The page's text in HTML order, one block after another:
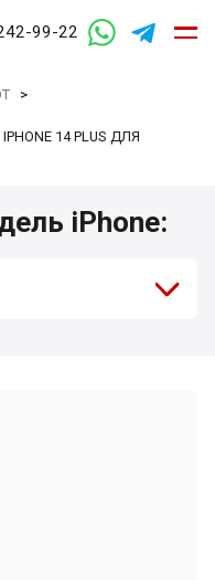
99-22
>
14 PLUS ДЛЯ
iPhone: